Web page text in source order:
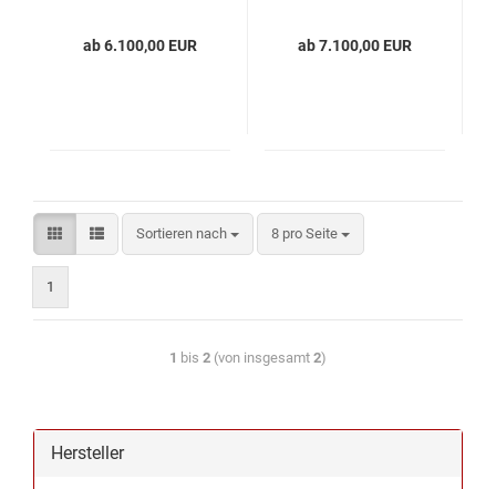
ab 6.100,00 EUR ab 7.100,00 EUR
Sortieren nach 8 pro Seite
1
1 bis 2 (von insgesamt 2)
Hersteller